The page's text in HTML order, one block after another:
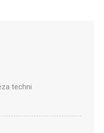
technická SA-2M válcová